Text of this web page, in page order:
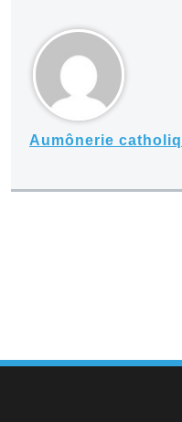
Aumônerie